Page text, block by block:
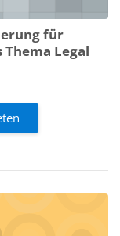
für
Legal